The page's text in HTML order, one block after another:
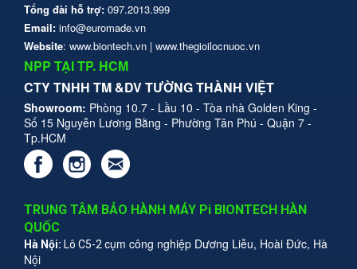
Tổng đài hỗ trợ: 097.2013.999
Email: info@euromade.vn
Website: www.biontech.vn | www.thegioilocnuoc.vn
NPP TẠI TP. HCM
CTY TNHH TM &DV TƯỜNG THÀNH VIỆT
Showroom: Phòng 10.7 - Lầu 10 - Tòa nhà Golden King -
Số 15 Nguyễn Lương Bằng - Phường Tân Phú - Quận 7 -
Tp.HCM
TRUNG TÂM BẢO HÀNH MÁY Pi BIONTECH HÀN
QUỐC
Hà Nội: Lô C5-2 cụm công nghiệp Dương Liễu, Hoài Đức, Hà
Nội